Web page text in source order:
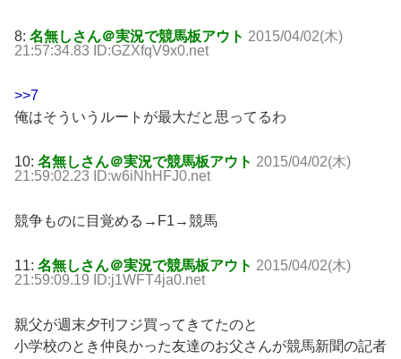
8: 名無しさん＠実況で競馬板アウト 2015/04/02(木)
21:57:34.83 ID:GZXfqV9x0.net
>>7
俺はそういうルートが最大だと思ってるわ
10: 名無しさん＠実況で競馬板アウト 2015/04/02(木)
21:59:02.23 ID:w6iNhHFJ0.net
競争ものに目覚める→F1→競馬
11: 名無しさん＠実況で競馬板アウト 2015/04/02(木)
21:59:09.19 ID:j1WFT4ja0.net
親父が週末夕刊フジ買ってきてたのと
小学校のとき仲良かった友達のお父さんが競馬新聞の記者